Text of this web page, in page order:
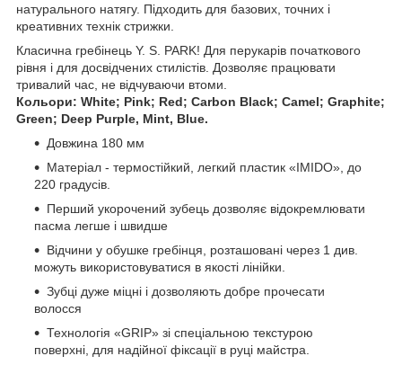
натурального натягу. Підходить для базових, точних і
креативних технік стрижки.
Класична гребінець Y. S. PARK! Для перукарів початкового
рівня і для досвідчених стилістів. Дозволяє працювати
тривалий час, не відчуваючи втоми.
Кольори: White; Pink; Red; Carbon Black; Camel; Graphite;
Green; Deep Purple, Mint, Blue.
Довжина 180 мм
Матеріал - термостійкий, легкий пластик «IMIDO», до
220 градусів.
Перший укорочений зубець дозволяє відокремлювати
пасма легше і швидше
Відчини у обушке гребінця, розташовані через 1 див.
можуть використовуватися в якості лінійки.
Зубці дуже міцні і дозволяють добре прочесати
волосся
Технологія «GRIP» зі спеціальною текстурою
поверхні, для надійної фіксації в руці майстра.